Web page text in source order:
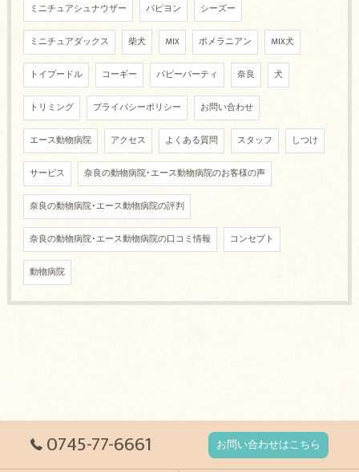
ミニチュアシュナウザー パピヨン シーズー
ミニチュアダックス 柴犬 MIX ポメラニアン MIX犬
トイプードル コーギー パピーパーティ 奈良 犬
トリミング プライバシーポリシー お問い合わせ
エース動物病院 アクセス よくある質問 スタッフ しつけ
サービス 奈良の動物病院･エース動物病院のお客様の声
奈良の動物病院･エース動物病院の評判
奈良の動物病院･エース動物病院の口コミ情報 コンセプト
動物病院
0745-77-6661 お問い合わせはこちら